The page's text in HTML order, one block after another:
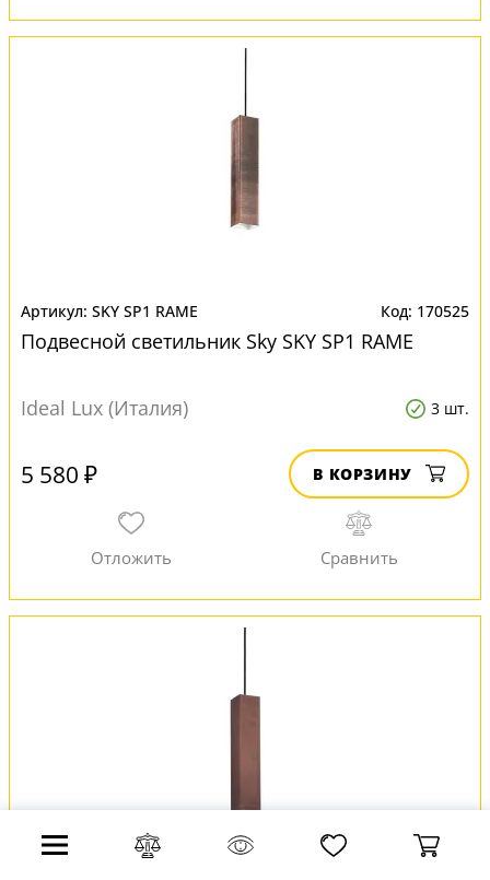
SKY SP1 RAME 170525
Подвесной светильник Sky SKY SP1 RAME
Ideal Lux (Италия) 3 шт.
5 580 ₽ В КОРЗИНУ